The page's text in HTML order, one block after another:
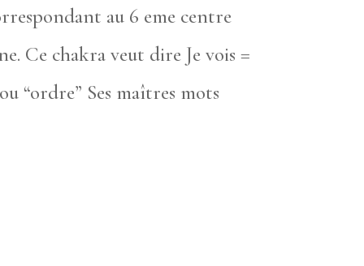
au 6 eme centre
Ce chakra veut dire Je vois =
“ordre” Ses maîtres mots